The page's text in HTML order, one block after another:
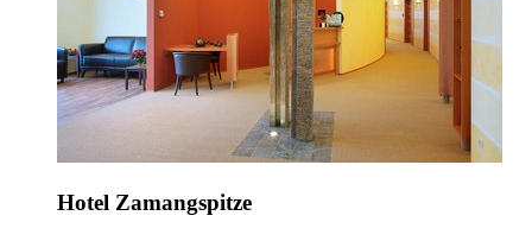
Hotel Zamangspitze